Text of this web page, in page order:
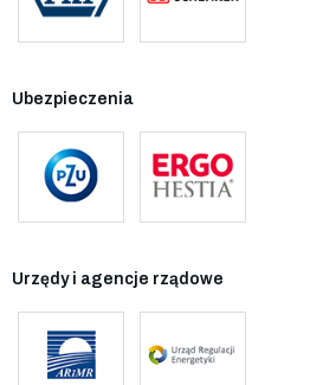
Ubezpieczenia
Urzędy i agencje rządowe